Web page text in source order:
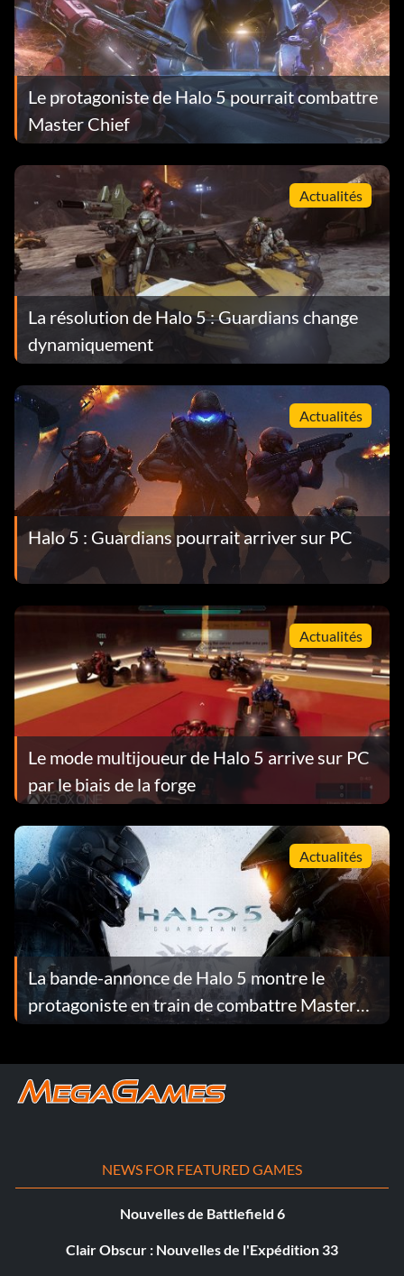
Le protagoniste de Halo 5 pourrait combattre
Master Chief
Actualités
La résolution de Halo 5 : Guardians change
dynamiquement
Actualités
Halo 5 : Guardians pourrait arriver sur PC
Actualités
Le mode multijoueur de Halo 5 arrive sur PC
par le biais de la forge
Actualités
La bande-annonce de Halo 5 montre le
protagoniste en train de combattre Master
Chief
NEWS FOR FEATURED GAMES
Nouvelles de Battlefield 6
Clair Obscur : Nouvelles de l'Expédition 33